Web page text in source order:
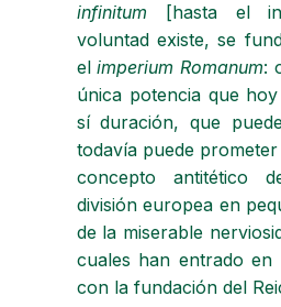
infinitum
[hasta el
voluntad existe, se
elimperium Romanum:
única potencia que
sí duración, que
todavía puede
concepto antitético
división europea en
de la miserable
cuales han entrado
con la fundación del